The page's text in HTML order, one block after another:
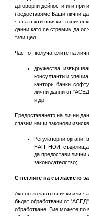
договорни дейности или при
предоставяме Ваши лични
че са взети всички
данни като се стремим да
тази цел.
Част от получателите на
дружества,
консултанти и
кантори, банки,
лични данни от
и др.
Предоставянето на лични
спазим наши законови
Регулаторни органи,
НАП, НОИ, съдилища,
да предостави лични
законодателство;
Оттегляне на съгласието
Ако не желаете всички или
бъдат обработвани от
обработване, Вие можете по